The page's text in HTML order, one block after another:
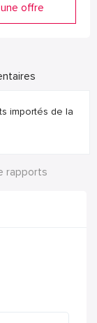
offre
importés de la
rapports